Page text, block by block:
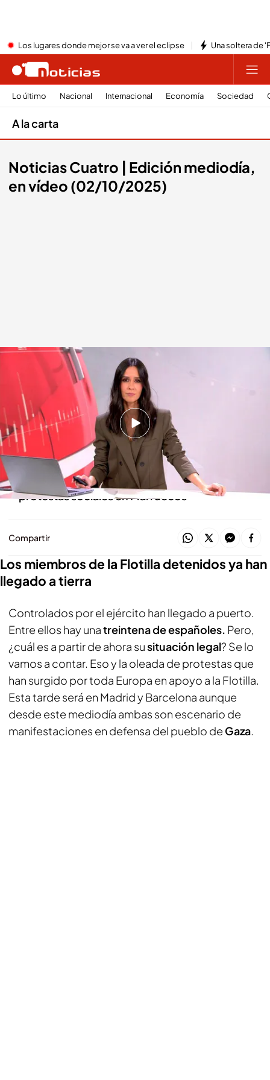
Los lugares donde mejor se va a ver el eclipse Una soltera de
Lo último Nacional Internacional Economía Sociedad
A la carta
Noticias Cuatro | Edición mediodía,
en vídeo (02/10/2025)
Las noticias, de la mano de Alba Lago
Redacción digital Noticias Cuatro
02 OCT 2025 - 16:27h.
Los miembros de la Flotilla detenidos ya han
llegado a tierra
Mueren dos jóvenes en la cuarta noche de
protestas sociales en Marruecos
Compartir
Los miembros de la Flotilla detenidos ya han
llegado a tierra
Controlados por el ejército han llegado a puerto.
Entre ellos hay unatreintena de españoles. Pero,
¿cuál es a partir de ahora susituación legal? Se lo
vamos a contar. Eso y la oleada de protestas que
han surgido por toda Europa en apoyo a la Flotilla.
Esta tarde será en Madrid y Barcelona aunque
desde este mediodía ambas son escenario de
manifestaciones en defensa del pueblo de Gaza.